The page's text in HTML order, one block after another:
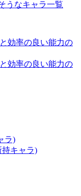
うなキャラ一覧
効率の良い能力の
効率の良い能力の
ラ)
キャラ)